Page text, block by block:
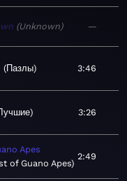
Unknown —
Пазлы 3:46
3:26
Apes
of Guano Apes
2:49